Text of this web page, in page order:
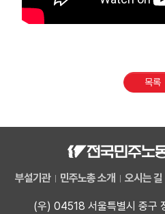
목록
부설기관 민주노총 소개 오시는 길
(우) 04518 서울특별시 중구